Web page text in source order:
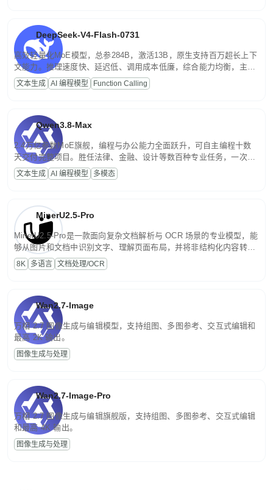
DeepSeek-V4-Flash-0731
高效轻量化MoE模型，总参284B，激活13B，原生支持百万超长上下
文能力。推理速度快、延迟低、调用成本低廉，综合能力均衡，主打
高并发、轻量化任务，适合日常对话、内容创作、基础 RAG、批量
文案处理等普惠刚需场景。
文本生成 AI 编程模型 Function Calling
Qwen3.8-Max
2.4万亿参数MoE旗舰，编程与办公能力全面跃升，可自主编程十数
天交付完整项目。胜任法律、金融、设计等数百种专业任务，一次对
话端到端交付生产级成果。原生视觉理解贯穿规划、执行与验证全流
程，支持超长文档与长视频的深度语义解析。长程任务中自主规划与
文本生成 AI 编程模型 多模态
MinerU2.5-Pro
MinerU2.5-Pro是一款面向复杂文档解析与 OCR 场景的专业模型，能
够从图片和文档中识别文字、理解页面布局，并将非结构化内容转换
为便于存储、检索和二次处理的结构化结果。
8K 多语言 文档处理/OCR
Wan2.7-Image
万相 2.7 图像生成与编辑模型，支持组图、多图参考、交互式编辑和
最高 2K 输出。
图像生成与处理
Wan2.7-Image-Pro
万相 2.7 图像生成与编辑旗舰版，支持组图、多图参考、交互式编辑
和最高 4K 输出。
图像生成与处理